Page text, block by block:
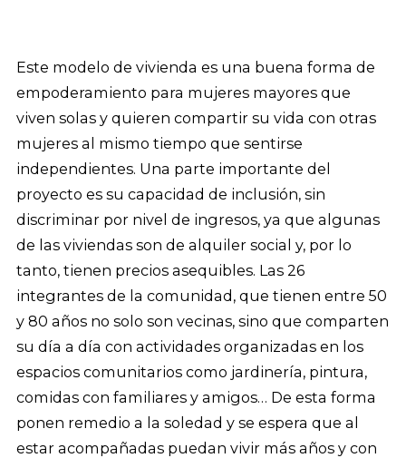
Este modelo de vivienda es una buena forma de
empoderamiento para mujeres mayores que
viven solas y quieren compartir su vida con otras
mujeres al mismo tiempo que sentirse
independientes. Una parte importante del
proyecto es su capacidad de inclusión, sin
discriminar por nivel de ingresos, ya que algunas
de las viviendas son de alquiler social y, por lo
tanto, tienen precios asequibles. Las 26
integrantes de la comunidad, que tienen entre 50
y 80 años no solo son vecinas, sino que comparten
su día a día con actividades organizadas en los
espacios comunitarios como jardinería, pintura,
comidas con familiares y amigos… De esta forma
ponen remedio a la soledad y se espera que al
estar acompañadas puedan vivir más años y con